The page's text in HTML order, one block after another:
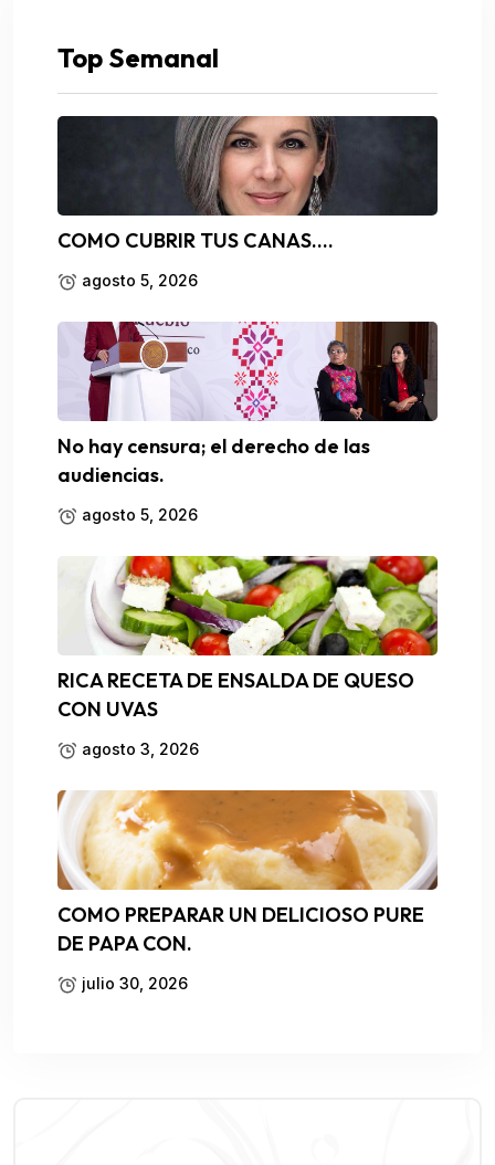
Top Semanal
COMO CUBRIR TUS CANAS….
agosto 5, 2026
No hay censura; el derecho de las
audiencias.
agosto 5, 2026
RICA RECETA DE ENSALDA DE QUESO
CON UVAS
agosto 3, 2026
COMO PREPARAR UN DELICIOSO PURE
DE PAPA CON.
julio 30, 2026